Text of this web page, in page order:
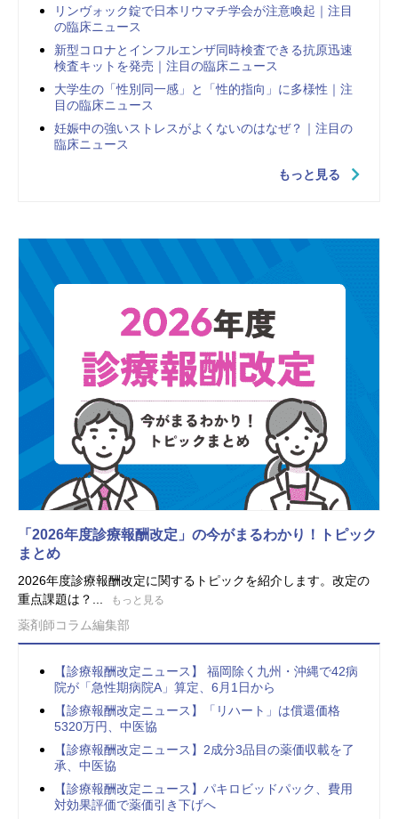
リンヴォック錠で日本リウマチ学会が注意喚起｜注目
の臨床ニュース
新型コロナとインフルエンザ同時検査できる抗原迅速
検査キットを発売｜注目の臨床ニュース
大学生の「性別同一感」と「性的指向」に多様性｜注
目の臨床ニュース
妊娠中の強いストレスがよくないのはなぜ？｜注目の
臨床ニュース
もっと見る
「2026年度診療報酬改定」の今がまるわかり！トピック
まとめ
2026年度診療報酬改定に関するトピックを紹介します。改定の
重点課題は？...
もっと見る
薬剤師コラム編集部
【診療報酬改定ニュース】 福岡除く九州・沖縄で42病
院が「急性期病院A」算定、6月1日から
【診療報酬改定ニュース】「リハート」は償還価格
5320万円、中医協
【診療報酬改定ニュース】2成分3品目の薬価収載を了
承、中医協
【診療報酬改定ニュース】パキロビッドパック、費用
対効果評価で薬価引き下げへ